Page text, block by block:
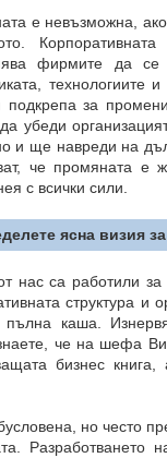
е невъзможна,
фирмите да
технологиите
подкрепа за
убеди
и ще навреди на
че промяната е
с всички сили.
ясна визия
нас са работили за
структура и
каша.
знаете, че на шефа
бизнес книга,
но често
Разработването